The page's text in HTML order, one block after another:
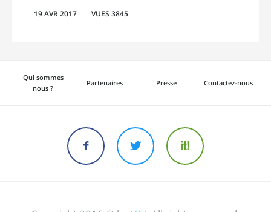
19 AVR 2017 VUES 3845
Qui sommes
nous ?
Partenaires Presse Contactez-nous